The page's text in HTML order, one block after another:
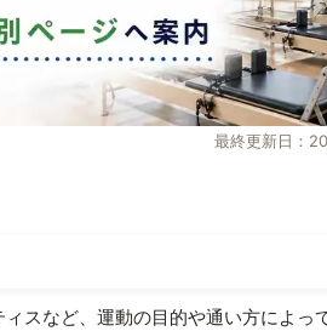
最終更新日：
スなど、運動の目的や通い方によっ